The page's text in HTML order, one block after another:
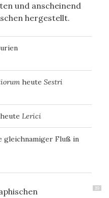
und anscheinend
hergestellt.
heute Sestri
heute Lerici
gleichnamiger Fluß in
19